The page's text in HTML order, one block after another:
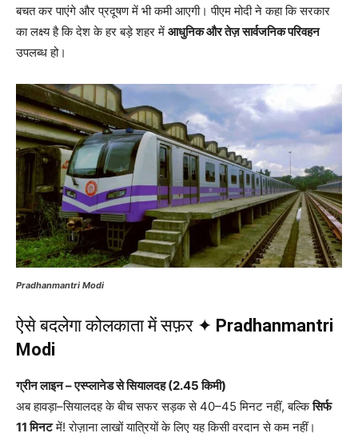
बचत कर पाएंगे और प्रदूषण में भी कमी आएगी। पीएम मोदी ने कहा कि सरकार
का लक्ष्य है कि देश के हर बड़े शहर में आधुनिक और तेज़ सार्वजनिक परिवहन
उपलब्ध हो।
Pradhanmantri Modi
ऐसे बदलेगा कोलकाता में सफ़र ✦ Pradhanmantri
Modi
ग्रीन लाइन – एस्प्लानेड से सियालदह (2.45 किमी)
अब हावड़ा–सियालदह के बीच सफर सड़क से 40–45 मिनट नहीं, बल्किसिर्फ
11 मिनटमें! रोज़ाना लाखों यात्रियों के लिए यह किसी वरदान से कम नहीं।